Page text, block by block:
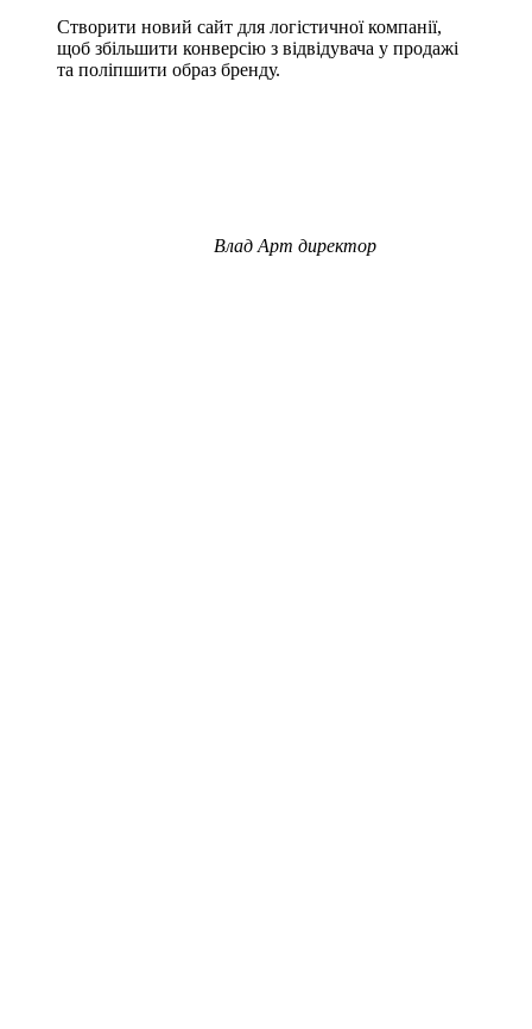
Створити новий сайт для логістичної компанії,
щоб збільшити конверсію з відвідувача у продажі
та поліпшити образ бренду.
Влад Арт директор